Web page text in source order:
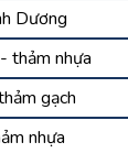
Dương
thảm nhựa
gạch
nhựa